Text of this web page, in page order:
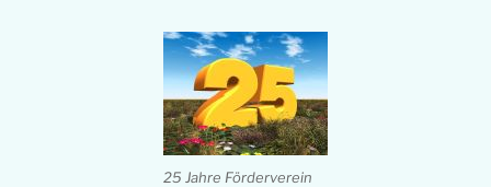
25 Jahre Förderverein